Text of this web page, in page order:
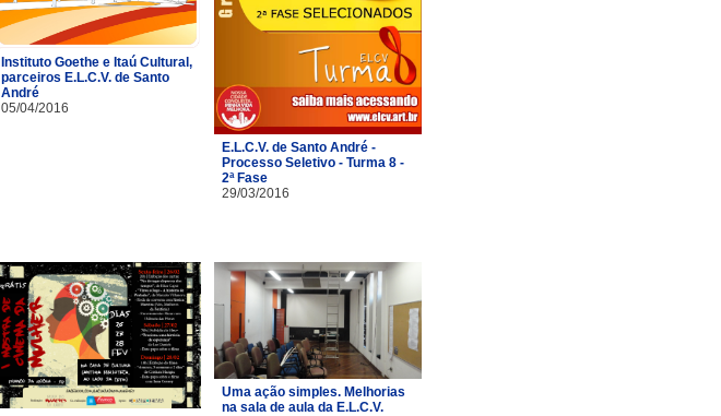
Instituto Goethe e Itaú Cultural,
parceiros E.L.C.V. de Santo
André
05/04/2016
E.L.C.V. de Santo André -
Processo Seletivo - Turma 8 -
2ª Fase
29/03/2016
Uma ação simples. Melhorias
na sala de aula da E.L.C.V.